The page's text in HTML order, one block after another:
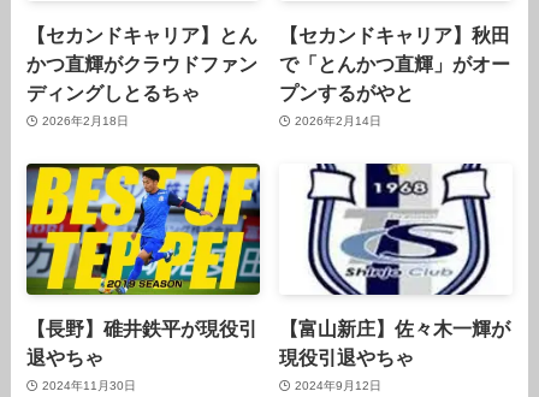
【セカンドキャリア】とん
かつ直輝がクラウドファン
ディングしとるちゃ
2026年2月18日
【セカンドキャリア】秋田
で「とんかつ直輝」がオー
プンするがやと
2026年2月14日
【長野】碓井鉄平が現役引
退やちゃ
2024年11月30日
【富山新庄】佐々木一輝が
現役引退やちゃ
2024年9月12日